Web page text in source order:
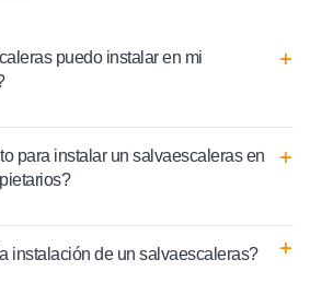
puedo instalar en mi
para instalar un salvaescaleras en
instalación de un salvaescaleras?